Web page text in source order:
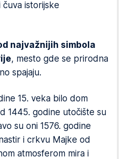
istorijske
najvažnijih simbola
, mesto gde se prirodna
spajaju.
15. veka bilo dom
1445. godine utočište su
su oni 1576. godine
i crkvu Majke od
atmosferom mira i